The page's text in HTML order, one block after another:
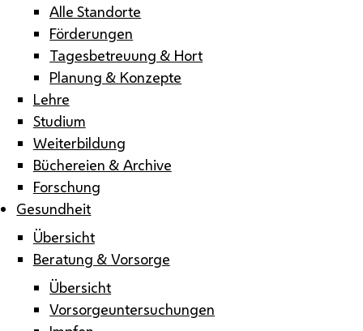
Alle Standorte
Förderungen
Tagesbetreuung & Hort
Planung & Konzepte
Lehre
Studium
Weiterbildung
Büchereien & Archive
Forschung
Gesundheit
Übersicht
Beratung & Vorsorge
Übersicht
Vorsorgeuntersuchungen